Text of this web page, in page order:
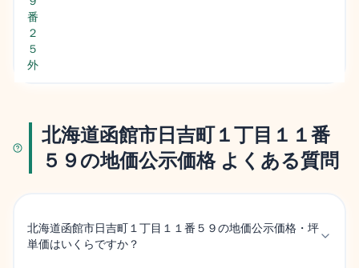
番
２
５
外
北海道函館市日吉町１丁目１１番
５９の地価公示価格 よくある質問
北海道函館市日吉町１丁目１１番５９の地価公示価格・坪
単価はいくらですか？